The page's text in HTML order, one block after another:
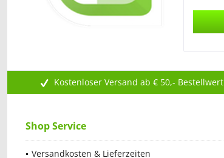
Kostenloser Versand ab € 50,- Bestellwert
Shop Service
Versandkosten & Lieferzeiten